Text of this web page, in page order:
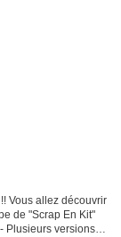
Vous allez découvrir
de "Scrap En Kit"
Plusieurs versions